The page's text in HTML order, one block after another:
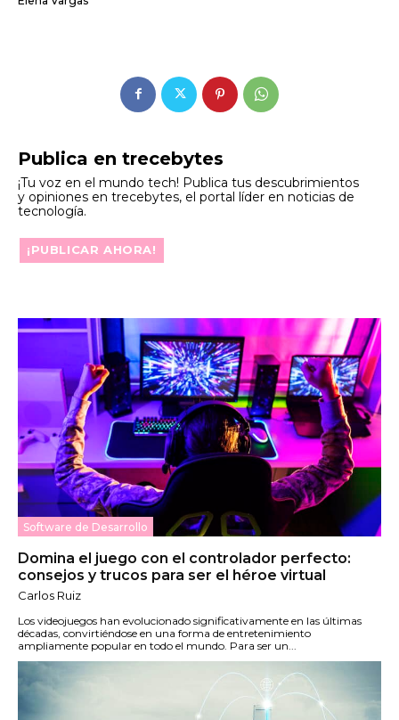
Publica en trecebytes
¡Tu voz en el mundo tech! Publica tus descubrimientos
y opiniones en trecebytes, el portal líder en noticias de
tecnología.
¡PUBLICAR AHORA!
Software de Desarrollo
Domina el juego con el controlador perfecto:
consejos y trucos para ser el héroe virtual
Carlos Ruiz
Los videojuegos han evolucionado significativamente en las últimas
décadas, convirtiéndose en una forma de entretenimiento
ampliamente popular en todo el mundo. Para ser un...